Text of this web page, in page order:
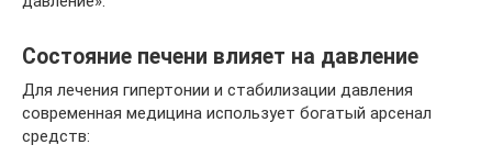
Состояние печени влияет на давление
Для лечения гипертонии и стабилизации давления
современная медицина использует богатый арсенал
средств: